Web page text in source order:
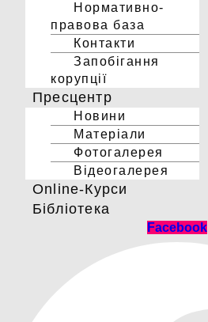
Нормативно-
правова база
Контакти
Запобігання
корупції
Пресцентр
Новини
Матеріали
Фотогалерея
Відеогалерея
Online-Курси
Бібліотека
Facebook